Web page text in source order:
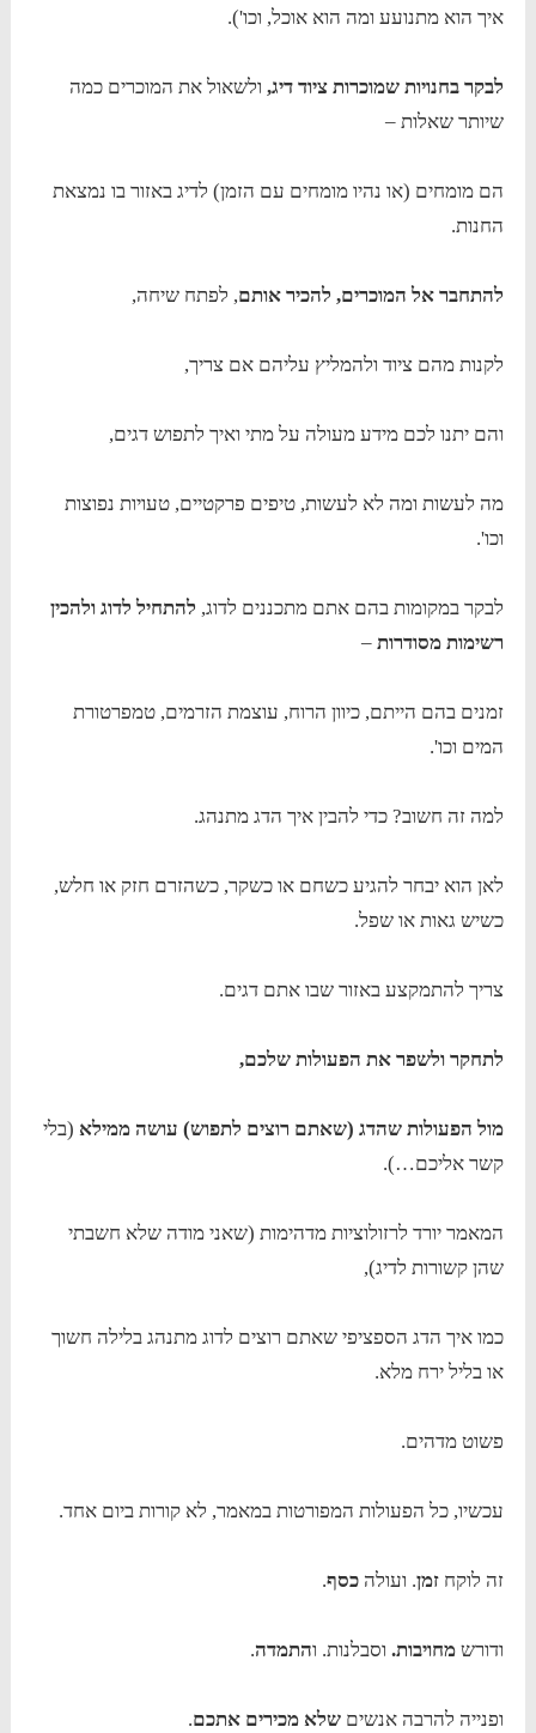
איך הוא מתנועע ומה הוא אוכל, וכו').
לבקר בחנויות שמוכרות ציוד דיג, ולשאול את המוכרים כמה
שיותר שאלות –
הם מומחים (או נהיו מומחים עם הזמן) לדיג באזור בו נמצאת
החנות.
להתחבר אל המוכרים, להכיר אותם, לפתח שיחה,
לקנות מהם ציוד ולהמליץ עליהם אם צריך,
והם יתנו לכם מידע מעולה על מתי ואיך לתפוש דגים,
מה לעשות ומה לא לעשות, טיפים פרקטיים, טעויות נפוצות
וכו'.
לבקר במקומות בהם אתם מתכננים לדוג, להתחיל לדוג ולהכין
רשימות מסודרות –
זמנים בהם הייתם, כיוון הרוח, עוצמת הזרמים, טמפרטורת
המים וכו'.
למה זה חשוב? כדי להבין איך הדג מתנהג.
לאן הוא יבחר להגיע כשחם או כשקר, כשהזרם חזק או חלש,
כשיש גאות או שפל.
צריך להתמקצע באזור שבו אתם דגים.
לתחקר ולשפר את הפעולות שלכם,
מול הפעולות שהדג (שאתם רוצים לתפוש) עושה ממילא (בלי
קשר אליכם…).
המאמר יורד לרזולוציות מדהימות (שאני מודה שלא חשבתי
שהן קשורות לדיג),
כמו איך הדג הספציפי שאתם רוצים לדוג מתנהג בלילה חשוך
או בליל ירח מלא.
פשוט מדהים.
עכשיו, כל הפעולות המפורטות במאמר, לא קורות ביום אחד.
זה לוקחזמן. ועולהכסף.
ודורשמחויבות. וסבלנות. והתמדה.
ופנייה להרבה אנשיםשלא מכירים אתכם.